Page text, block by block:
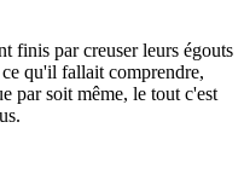
finis par creuser leurs égouts
qu'il fallait comprendre,
par soit même, le tout c'est